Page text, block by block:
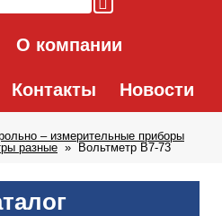
О компании
Контакты Новости
– измерительные приборы
разные Вольтметр В7-73